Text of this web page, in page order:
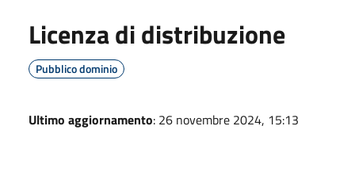
Licenza di distribuzione
Pubblico dominio
Ultimo aggiornamento: 26 novembre 2024, 15:13